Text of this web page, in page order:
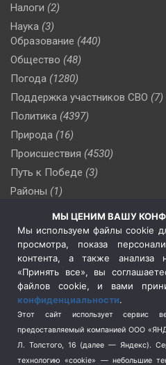
Налоги (2)
Наука (3)
Образование (440)
Общество (48)
Погода (1280)
Поддержка участников СВО (7)
Политика (4397)
Природа (16)
Происшествия (4530)
Путь к Победе (3)
Районы (1)
(510)
Сельское хозяйство (3)
Социальная политика
(3)
Спецоперация в Украине
Спецоперация на Украине
(404)
Спорт (740)
Терроризм (1)
Транспорт (262)
МЫ ЦЕНИМ ВАШУ
Мы используем файлы cookie
просмотра, показа
контента, а также анализа
«Принять все», вы
файлов cookie, и вами
конфиденциальности.
Этот сайт использует сервис
предоставляемый компанией ООО
Л. Толстого, 16 (далее — Яндекс).
технологию «cookie» — небольшие